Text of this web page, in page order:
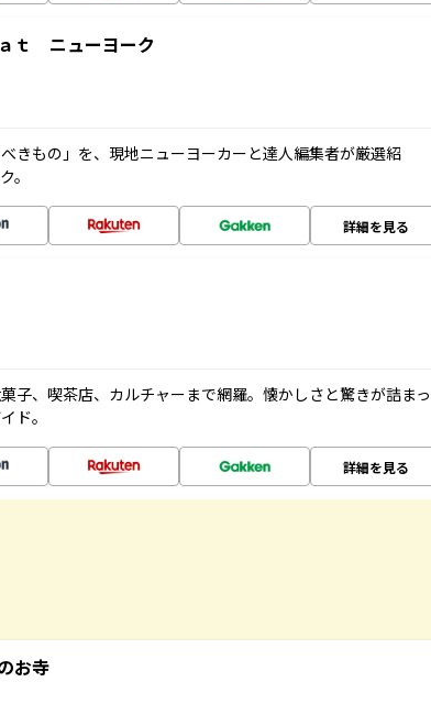
ｔ ニューヨーク
きもの」を、現地ニューヨーカーと達人編集者が厳選紹
。
詳細を見る
子、喫茶店、カルチャーまで網羅。懐かしさと驚きが詰まっ
ド。
詳細を見る
お寺